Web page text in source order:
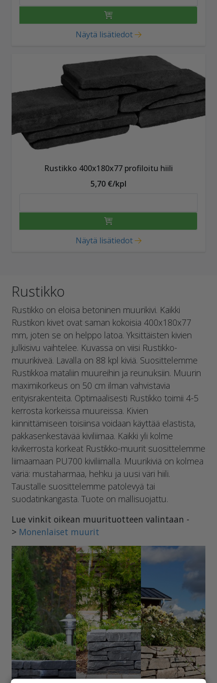
Näytä lisätiedot
Rustikko 400x180x77 profiloitu hiili
5,70 €/kpl
Näytä lisätiedot
Rustikko
Rustikko on eloisa betoninen muurikivi. Kaikki
Rustikon kivet ovat saman kokoisia 400x180x77
mm, joten se on helppo latoa. Yksittäisten kivien
julkisivu vaihtelee. Kuvassa on viisi Rustikko-
muurikiveä. Lavalla on 88 kpl kiviä. Suosittelemme
Rustikkoa mataliin muureihin ja reunuksiin. Muurin
maximikorkeus on 50 cm ilman vahvistavia
erityisrakenteita. Optimaalisesti Rustikko toimii 4-5
kerrosta korkeissa muureissa. Kivien
kiinnittämiseen toisiinsa voidaan käyttää elastista,
pakkasenkestävää kiviliimaa. Kaikki yli kolme
kivikerrosta korkeat Rustikko-muurit suosittelemme
liimaamaan PU700 kiviliimalla. Muurikiviä on kolmea
väriä: mustaharmaa, hehku ja uusi väri hiili.
Taustalle suosittelemme patolevyä tai
suodatinkangasta. Tuote on mallisuojattu.
Lue vinkit oikean muurituotteen valintaan -
> Monenlaiset muurit